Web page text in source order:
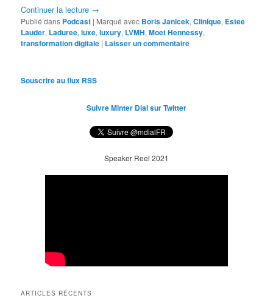
Continuer la lecture →
Publié dans Podcast | Marqué avec Boris Janicek,Clinique, Estee
Lauder, Laduree,luxe,luxury, LVMH,Moet Hennessy,
transformation digitale | Laisser un commentaire
Souscrire au flux RSS
Suivre Minter Dial sur Twitter
Speaker Reel 2021
ARTICLES RÉCENTS